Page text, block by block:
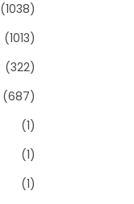
(1038)
(1013)
(322)
(687)
(1)
(1)
(1)